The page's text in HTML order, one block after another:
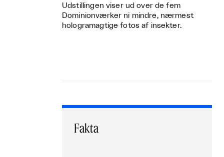
Udstillingen viser ud over de fem
Dominionværker ni mindre, nærmest
hologramagtige fotos af insekter.
Fakta